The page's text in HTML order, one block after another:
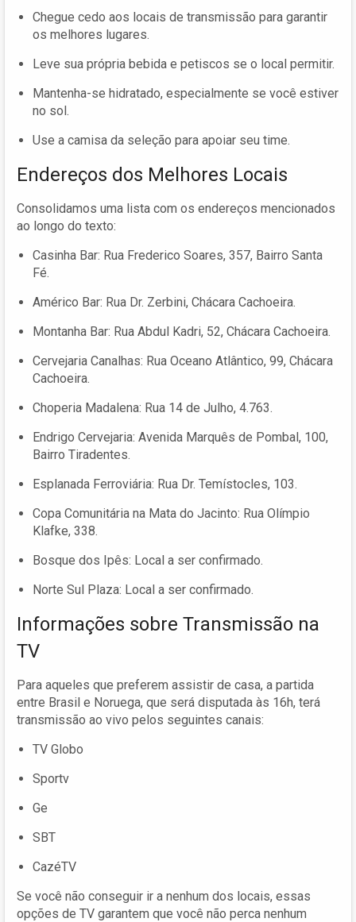
Chegue cedo aos locais de transmissão para garantir
os melhores lugares.
Leve sua própria bebida e petiscos se o local permitir.
Mantenha-se hidratado, especialmente se você estiver
no sol.
Use a camisa da seleção para apoiar seu time.
Endereços dos Melhores Locais
Consolidamos uma lista com os endereços mencionados
ao longo do texto:
Casinha Bar: Rua Frederico Soares, 357, Bairro Santa
Fé.
Américo Bar: Rua Dr. Zerbini, Chácara Cachoeira.
Montanha Bar: Rua Abdul Kadri, 52, Chácara Cachoeira.
Cervejaria Canalhas: Rua Oceano Atlântico, 99, Chácara
Cachoeira.
Choperia Madalena: Rua 14 de Julho, 4.763.
Endrigo Cervejaria: Avenida Marquês de Pombal, 100,
Bairro Tiradentes.
Esplanada Ferroviária: Rua Dr. Temístocles, 103.
Copa Comunitária na Mata do Jacinto: Rua Olímpio
Klafke, 338.
Bosque dos Ipês: Local a ser confirmado.
Norte Sul Plaza: Local a ser confirmado.
Informações sobre Transmissão na
TV
Para aqueles que preferem assistir de casa, a partida
entre Brasil e Noruega, que será disputada às 16h, terá
transmissão ao vivo pelos seguintes canais:
TV Globo
Sportv
Ge
SBT
CazéTV
Se você não conseguir ir a nenhum dos locais, essas
opções de TV garantem que você não perca nenhum